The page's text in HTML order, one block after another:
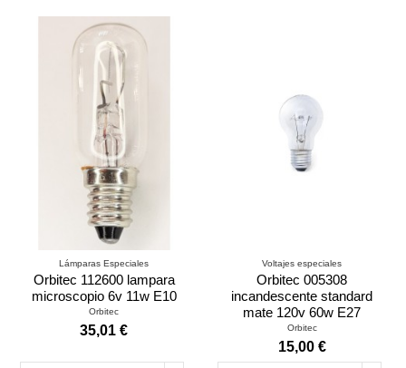
Lámparas Especiales
Orbitec 112600 lampara
microscopio 6v 11w E10
Orbitec
35,01 €
Voltajes especiales
Orbitec 005308
incandescente standard
mate 120v 60w E27
Orbitec
15,00 €